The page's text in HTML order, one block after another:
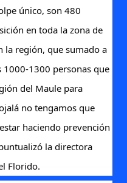
único, son 480
en toda la zona de
la región, que sumado a
1000-1300 personas que
del Maule para
no tengamos que
haciendo prevención
la directora
Florido.